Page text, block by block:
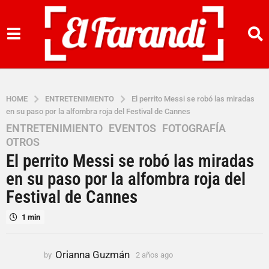
HOME ENTRETENIMIENTO
El perrito Messi se robó las miradas
en su paso por la alfombra roja del Festival de Cannes
2
a
ñ
o
s
a
g
ENTRETENIMIENTO ,EVENTOS ,FOTOGRAFÍA
OTROS
El perrito Messi se robó las miradas
en su paso por la alfombra roja del
Festival de Cannes
1 min
by Orianna Guzmán 2 años ago